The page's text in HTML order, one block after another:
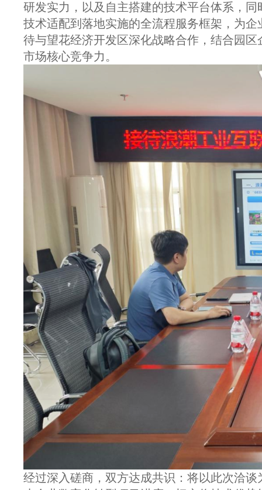
研发实力，以及自主搭建的技术平台体系，
技术适配到落地实施的全流程服务框架，为
待与望花经济开发区深化战略合作，结合园
市场核心竞争力。
经过深入磋商，双方达成共识：将以此次洽